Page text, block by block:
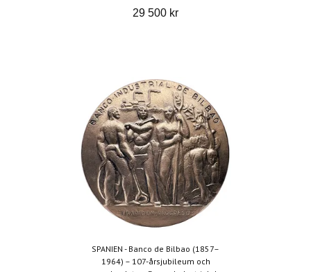
29 500 kr
SPANIEN - Banco de Bilbao (1857–
1964) – 107-årsjubileum och